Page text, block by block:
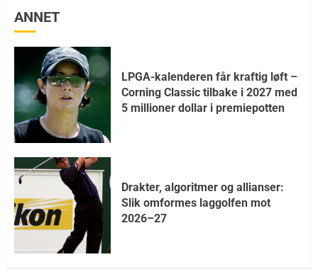
ANNET
LPGA-kalenderen får kraftig løft –
Corning Classic tilbake i 2027 med
5 millioner dollar i premiepotten
Drakter, algoritmer og allianser:
Slik omformes laggolfen mot
2026–27